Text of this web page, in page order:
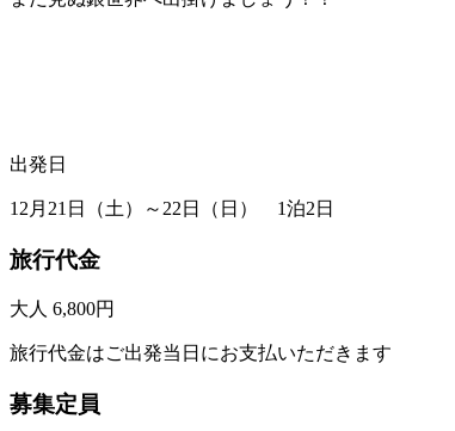
出発日
12月21日（土）～22日（日） 1泊2日
旅行代金
大人 6,800円
旅行代金はご出発当日にお支払いただきます
募集定員